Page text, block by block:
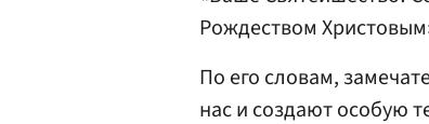
Рождеством
По его словам,
нас и создают особую